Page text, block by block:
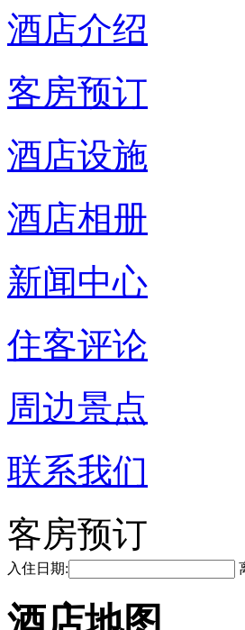
酒店介绍
客房预订
酒店设施
酒店相册
新闻中心
住客评论
周边景点
联系我们
客房预订
入住日期: